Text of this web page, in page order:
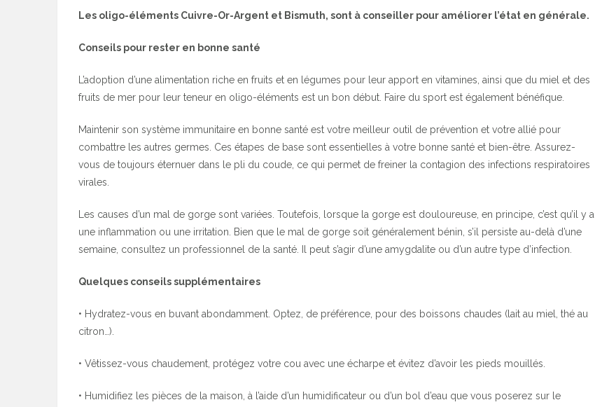
Les oligo-éléments Cuivre-Or-Argent et Bismuth, sont à conseiller pour améliorer l’état en générale.
Conseils pour rester en bonne santé
L’adoption d’une alimentation riche en fruits et en légumes pour leur apport en vitamines, ainsi que du miel et des
fruits de mer pour leur teneur en oligo-éléments est un bon début. Faire du sport est également bénéfique.
Maintenir son système immunitaire en bonne santé est votre meilleur outil de prévention et votre allié pour
combattre les autres germes. Ces étapes de base sont essentielles à votre bonne santé et bien-être. Assurez-
vous de toujours éternuer dans le pli du coude, ce qui permet de freiner la contagion des infections respiratoires
virales.
Les causes d’un mal de gorge sont variées. Toutefois, lorsque la gorge est douloureuse, en principe, c’est qu’il y a
une inflammation ou une irritation. Bien que le mal de gorge soit généralement bénin, s’il persiste au-delà d’une
semaine, consultez un professionnel de la santé. Il peut s’agir d’une amygdalite ou d’un autre type d’infection.
Quelques conseils supplémentaires
• Hydratez-vous en buvant abondamment. Optez, de préférence, pour des boissons chaudes (lait au miel, thé au
citron…).
• Vêtissez-vous chaudement, protégez votre cou avec une écharpe et évitez d’avoir les pieds mouillés.
• Humidifiez les pièces de la maison, à l’aide d’un humidificateur ou d’un bol d’eau que vous poserez sur le